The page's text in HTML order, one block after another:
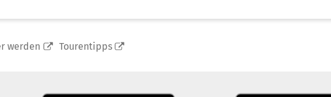
werden Tourentipps